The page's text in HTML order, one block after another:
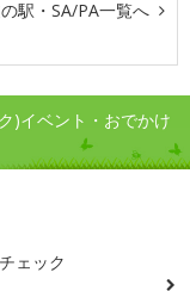
駅・SA/PA一覧へ
)イベント・おでかけ
ェック